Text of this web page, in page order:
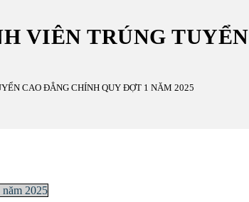
VIÊN TRÚNG
CAO ĐẲNG CHÍNH QUY ĐỢT 1 NĂM 2025
2025